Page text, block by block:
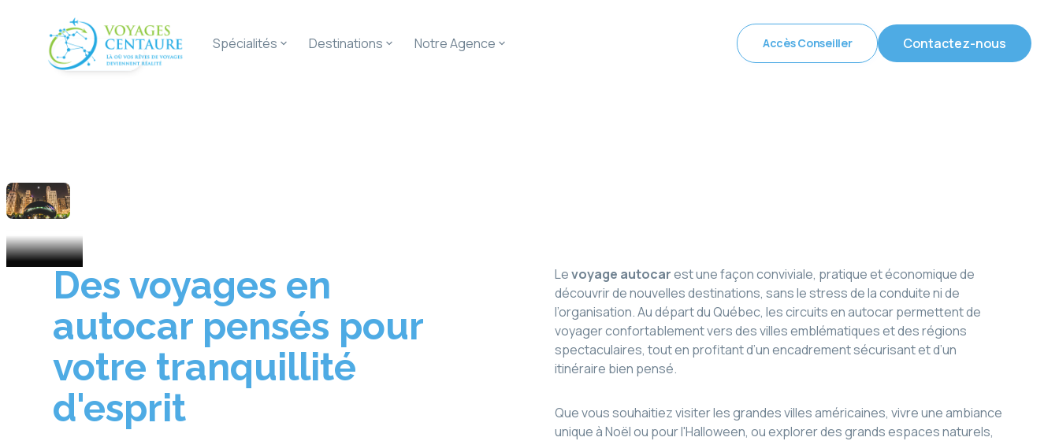
Spécialités Destinations Notre Agence Accès Conseiller Contactez-nous
Spécialités
Des voyages en
autocar pensés pour
votre tranquillité
d'esprit
Levoyage autocarest une façon conviviale, pratique et économique de
découvrir de nouvelles destinations, sans le stress de la conduite ni de
l’organisation. Au départ du Québec, les circuits en autocar permettent de
voyager confortablement vers des villes emblématiques et des régions
spectaculaires, tout en profitant d’un encadrement sécurisant et d’un
itinéraire bien pensé.
Que vous souhaitiez visiter les grandes villes américaines, vivre une ambiance
unique à Noël ou pour l'Halloween, ou explorer des grands espaces naturels,